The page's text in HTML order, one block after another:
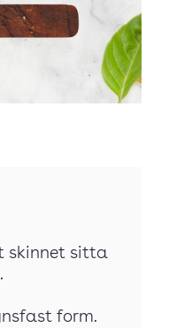
skinnet sitta
form.